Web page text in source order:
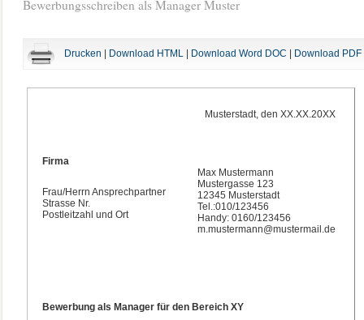
Bewerbungsschreiben als Manager Muster
Drucken Download HTML Download Word DOC Download PDF
Musterstadt, den XX.XX.20XX
Firma
Frau/Herrn Ansprechpartner
Strasse Nr.
Postleitzahl und Ort
Max Mustermann
Mustergasse 123
12345 Musterstadt
Tel.:010/123456
Handy: 0160/123456
m.mustermann@mustermail.de
Bewerbung als Manager für den Bereich XY